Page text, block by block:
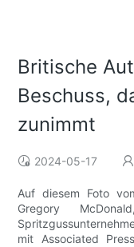
Britische
Beschuss,
zunimmt
2024-05-17
Auf diesem Foto
Gregory
mit Associated